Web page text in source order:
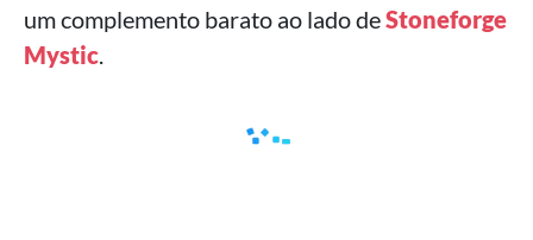
um complemento barato ao lado deStoneforge
Mystic.